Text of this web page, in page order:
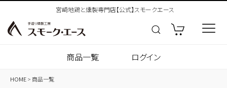
宮崎地鶏と燻製専門店【公式】スモークエース
商品一覧 ログイン
HOME 商品一覧